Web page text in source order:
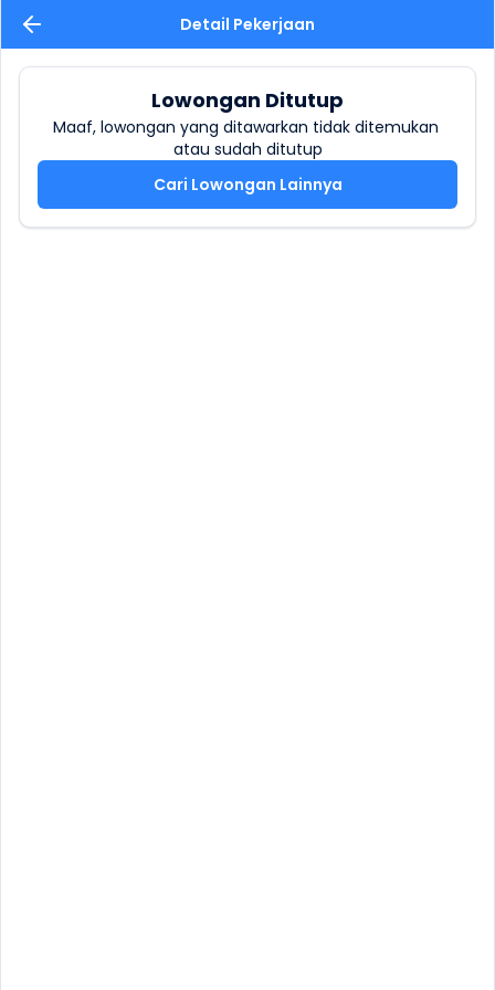
Detail Pekerjaan
Lowongan Ditutup
Maaf, lowongan yang ditawarkan tidak ditemukan
atau sudah ditutup
Cari Lowongan Lainnya